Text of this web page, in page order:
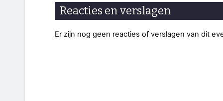
Reacties en verslagen
Er zijn nog geen reacties of verslagen van dit